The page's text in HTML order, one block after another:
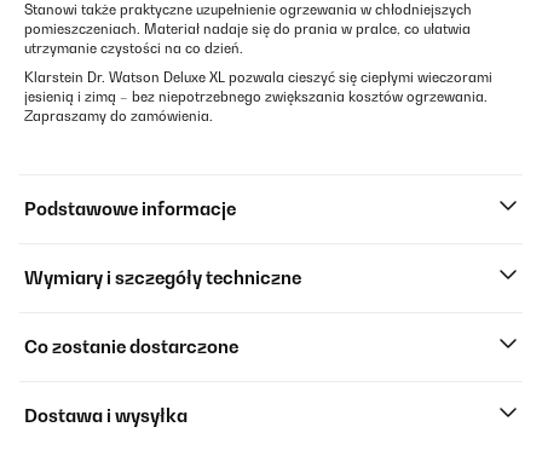
Stanowi także praktyczne uzupełnienie ogrzewania w chłodniejszych
pomieszczeniach. Materiał nadaje się do prania w pralce, co ułatwia
utrzymanie czystości na co dzień.
Klarstein Dr. Watson Deluxe XL pozwala cieszyć się ciepłymi wieczorami
jesienią i zimą – bez niepotrzebnego zwiększania kosztów ogrzewania.
Zapraszamy do zamówienia.
Podstawowe informacje
Wymiary i szczegóły techniczne
Co zostanie dostarczone
Dostawa i wysyłka